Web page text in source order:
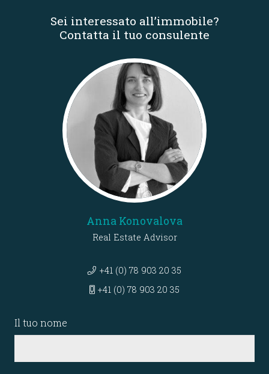
Sei interessato all’immobile?
Contatta il tuo consulente
Anna Konovalova
Real Estate Advisor
+41 (0) 78 903 20 35
+41 (0) 78 903 20 35
Il tuo nome